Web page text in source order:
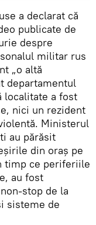
a declarat că
publicate de
despre
militar rus
„o altă
departamentul
localitate a fost
nici un rezident
Ministerul
au părăsit
din oraș pe
timp ce periferiile
au fost
stop de la
sisteme de